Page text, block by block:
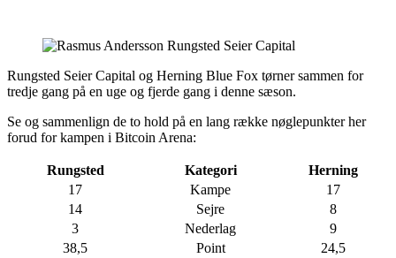
Rungsted Seier Capital og Herning Blue Fox tørner sammen for
tredje gang på en uge og fjerde gang i denne sæson.
Se og sammenlign de to hold på en lang række nøglepunkter her
forud for kampen i Bitcoin Arena:
Rungsted Kategori
Herning
17
Kampe
17
14
Sejre
8
3
Nederlag
9
38,5
Point
24,5